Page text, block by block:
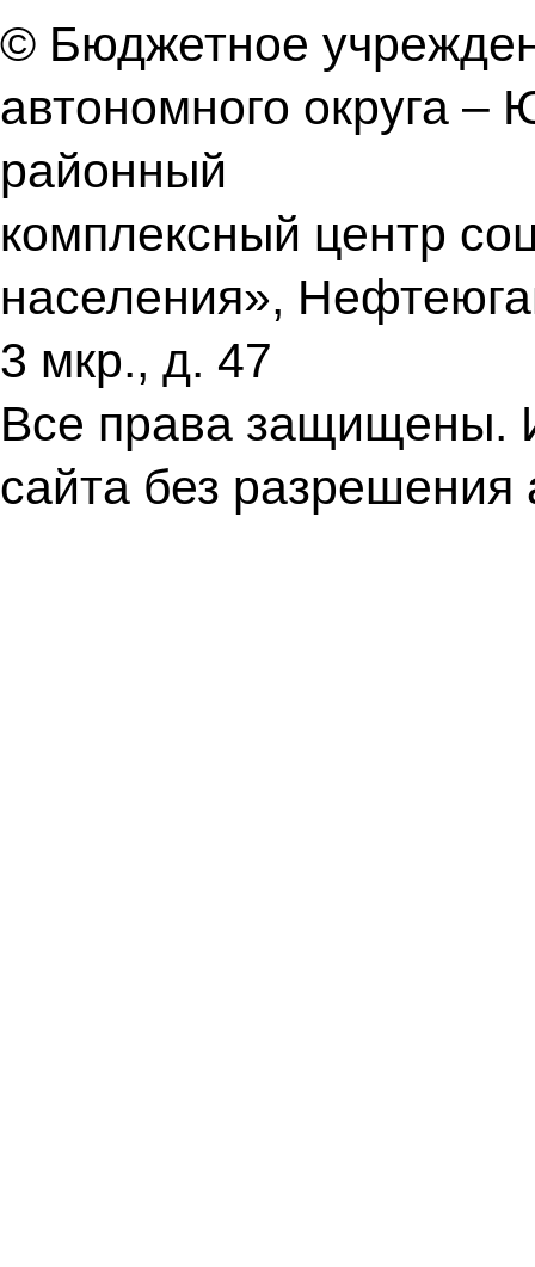
© Бюджетное
автономного округа
районный
комплексный центр
населения»,
3 мкр., д. 47
Все права защищены.
сайта без